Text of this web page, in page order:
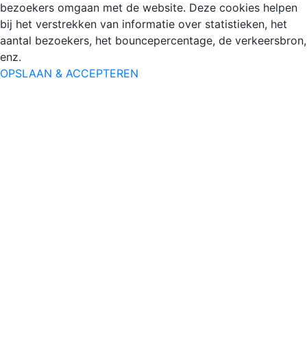
bezoekers omgaan met de website. Deze cookies helpen
bij het verstrekken van informatie over statistieken, het
aantal bezoekers, het bouncepercentage, de verkeersbron,
enz.
OPSLAAN & ACCEPTEREN